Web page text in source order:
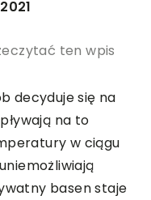
ten wpis
decyduje się na
na to
w ciągu
basen staje